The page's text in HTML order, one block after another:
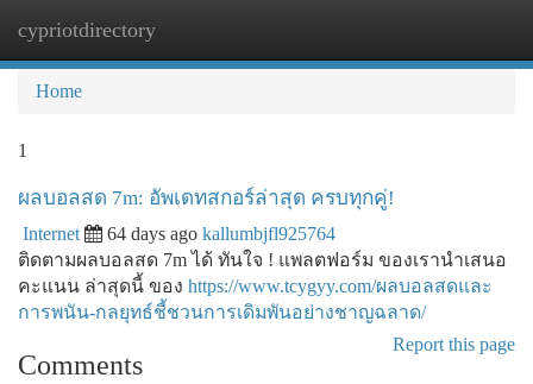
cypriotdirectory
Home
1
ผลบอลสด 7m: อัพเดทสกอร์ล่าสุด ครบทุกคู่!
Internet 64 days ago kallumbjfl925764
ติดตามผลบอลสด 7m ได้ ทันใจ ! แพลตฟอร์ม ของเรานำเสนอ
คะแนน ล่าสุดนี้ ของ https://www.tcygyy.com/ผลบอลสดและ
การพนัน-กลยุทธ์ชี้ชวนการเดิมพันอย่างชาญฉลาด/
Report this page
Comments